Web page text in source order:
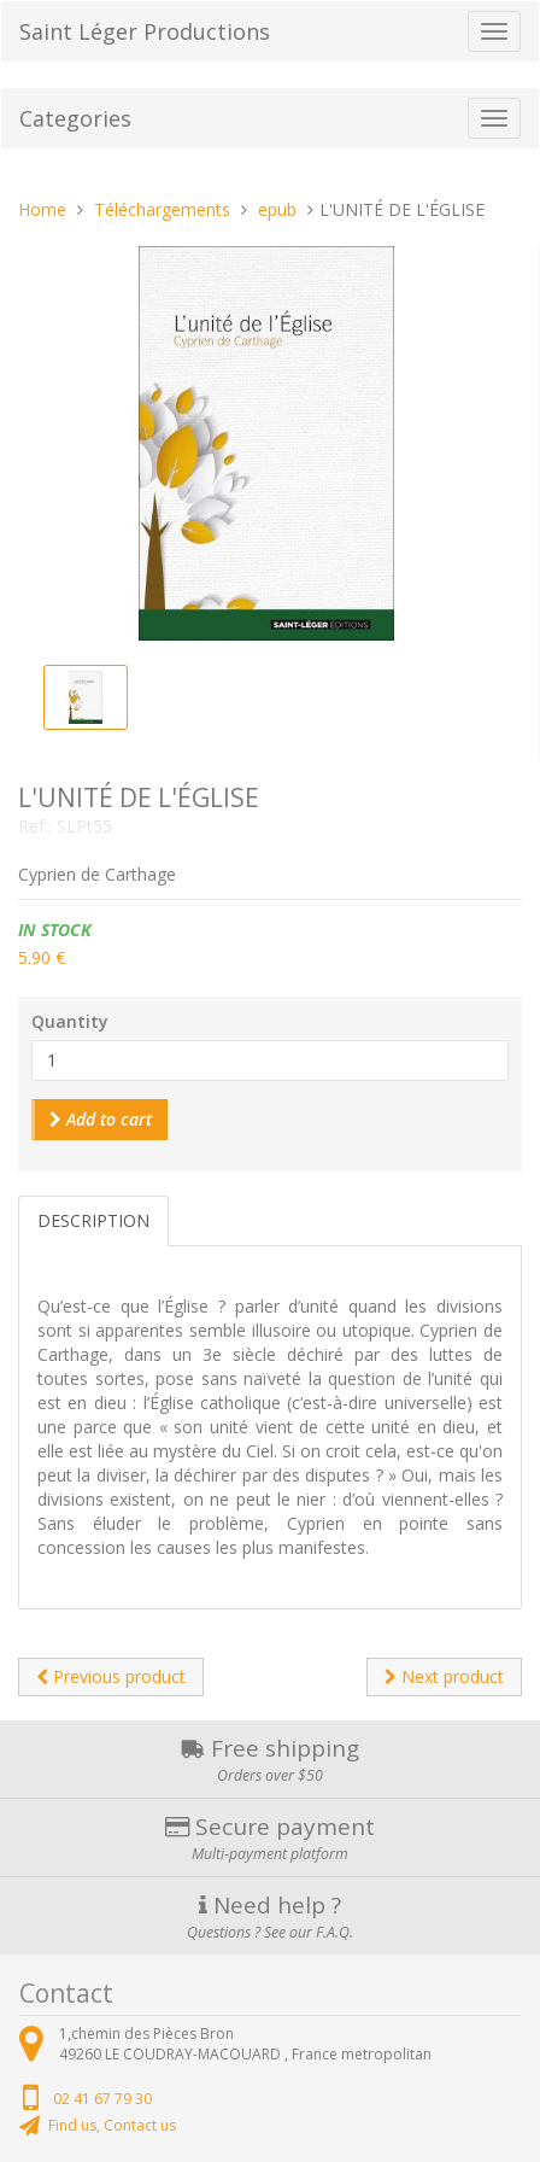
Saint Léger Productions
Categories
You
Home Téléchargements epub L'UNITÉ DE L'ÉGLISE
L'UNITÉ DE L'ÉGLISE
Ref.: SLPt55
Cyprien de Carthage
Availability:
IN STOCK
5.90 €
Quantity
Add to cart
DESCRIPTION
Qu’est-ce que l’Église ? parler d’unité quand les divisions
sont si apparentes semble illusoire ou utopique. Cyprien de
Carthage, dans un 3e siècle déchiré par des luttes de
toutes sortes, pose sans naïveté la question de l’unité qui
est en dieu : l’Église catholique (c’est-à-dire universelle) est
une parce que « son unité vient de cette unité en dieu, et
elle est liée au mystère du Ciel. Si on croit cela, est-ce qu'on
peut la diviser, la déchirer par des disputes ? » Oui, mais les
divisions existent, on ne peut le nier : d’où viennent-elles ?
Sans éluder le problème, Cyprien en pointe sans
concession les causes les plus manifestes.
Previous product Next product
Free shipping
Orders over $50
Secure payment
Multi-payment platform
Need help ?
Questions ? See our F.A.Q.
Contact
1,chemin des Pièces Bron
49260 LE COUDRAY-MACOUARD , France metropolitan
02 41 67 79 30
Find us, Contact us